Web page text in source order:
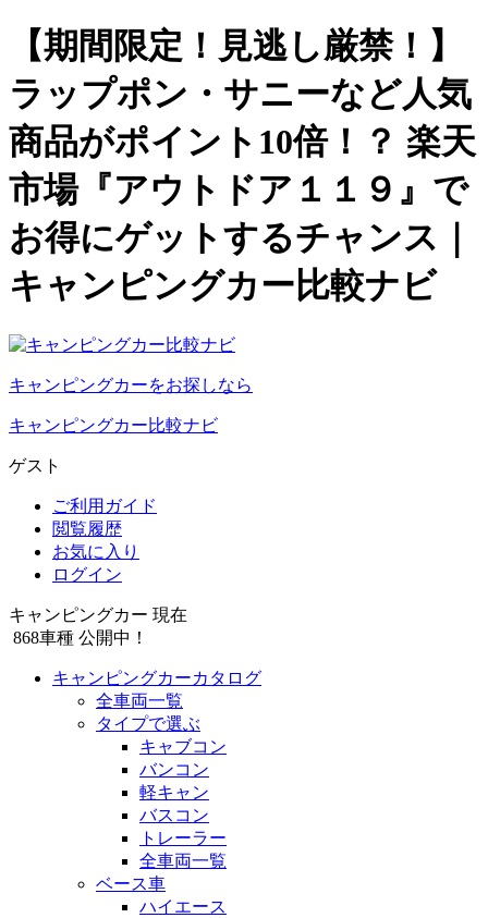
【期間限定！見逃し厳禁！】
ラップポン・サニーなど人気
商品がポイント10倍！？ 楽天
市場『アウトドア１１９』で
お得にゲットするチャンス｜
キャンピングカー比較ナビ
キャンピングカーをお探しなら
キャンピングカー比較ナビ
ゲスト
ご利用ガイド
閲覧履歴
お気に入り
ログイン
キャンピングカー 現在
868車種 公開中！
キャンピングカーカタログ
全車両一覧
タイプで選ぶ
キャブコン
バンコン
軽キャン
バスコン
トレーラー
全車両一覧
ベース車
ハイエース